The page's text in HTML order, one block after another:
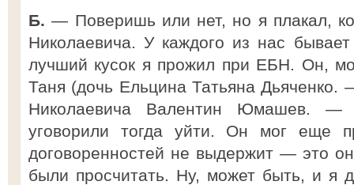
Б. — Поверишь или нет, но я плакал,
Николаевича. У каждого из нас
лучший кусок я прожил при ЕБН. Он,
Таня (дочь Ельцина Татьяна
Николаевича Валентин Юмашев. —
уговорили тогда уйти. Он мог еще
договоренностей не выдержит — это
были просчитать. Ну, может быть, и я